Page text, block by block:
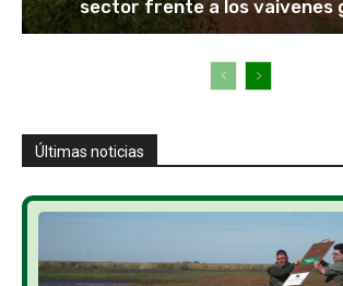
sector frente a los vaivenes
Últimas noticias